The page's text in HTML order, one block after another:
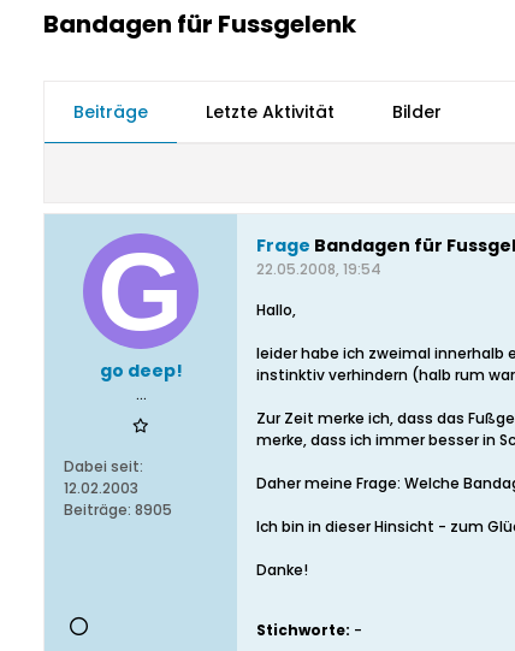
Bandagen für Fussgelenk
Beiträge Letzte Aktivität Bilder
go deep!
...
Dabei seit:
12.02.2003
Beiträge: 8905
Frage Bandagen für
22.05.2008, 19:54
Hallo,
leider habe ich zweimal
instinktiv verhindern (halb rum
Zur Zeit merke ich, dass das
merke, dass ich immer besser in
Daher meine Frage: Welche
Ich bin in dieser Hinsicht - zum
Danke!
Stichworte: -